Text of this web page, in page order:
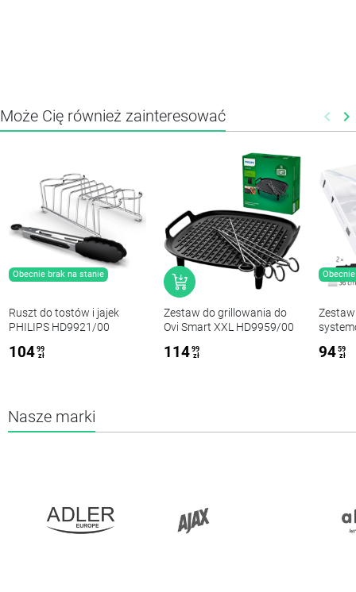
Może Cię również zainteresować keyboard_arrow_left keyboard_arrow_right
Obecnie brak na stanie
Ruszt do tostów i jajek
PHILIPS HD9921/00
104 99
zł
Zestaw do grillowania do
Ovi Smart XXL HD9959/00
114 99
zł
94 59
zł
Nasze marki